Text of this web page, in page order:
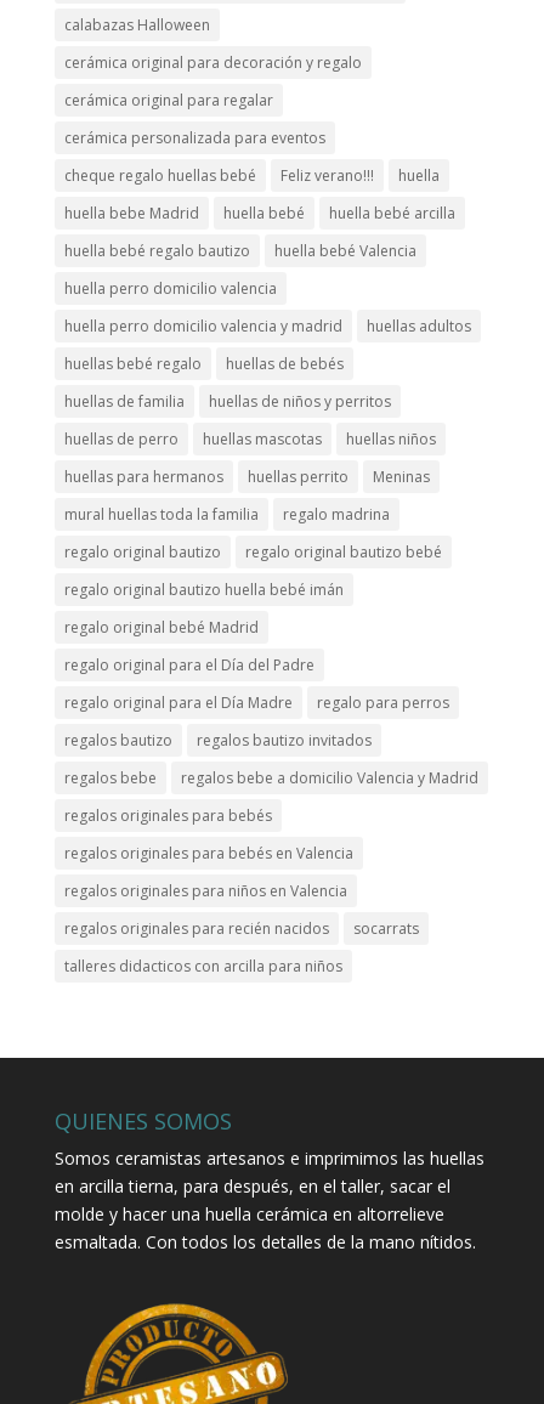
calabazas Halloween
cerámica original para decoración y regalo
cerámica original para regalar
cerámica personalizada para eventos
cheque regalo huellas bebé
Feliz verano!!!
huella
huella bebe Madrid
huella bebé
huella bebé arcilla
huella bebé regalo bautizo
huella bebé Valencia
huella perro domicilio valencia
huella perro domicilio valencia y madrid
huellas adultos
huellas bebé regalo
huellas de bebés
huellas de familia
huellas de niños y perritos
huellas de perro
huellas mascotas
huellas niños
huellas para hermanos
huellas perrito
Meninas
mural huellas toda la familia
regalo madrina
regalo original bautizo
regalo original bautizo bebé
regalo original bautizo huella bebé imán
regalo original bebé Madrid
regalo original para el Día del Padre
regalo original para el Día Madre
regalo para perros
regalos bautizo
regalos bautizo invitados
regalos bebe
regalos bebe a domicilio Valencia y Madrid
regalos originales para bebés
regalos originales para bebés en Valencia
regalos originales para niños en Valencia
regalos originales para recién nacidos
socarrats
talleres didacticos con arcilla para niños
QUIENES SOMOS
Somos ceramistas artesanos e imprimimos las huellas
en arcilla tierna, para después, en el taller, sacar el
molde y hacer una huella cerámica en altorrelieve
esmaltada. Con todos los detalles de la mano nítidos.